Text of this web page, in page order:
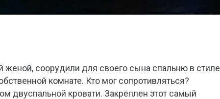
соорудили для своего сына спальню в стиле
комнате. Кто мог сопротивляться?
двуспальной кровати. Закреплен этот самый